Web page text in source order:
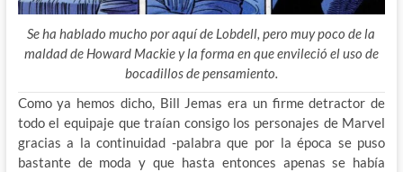
Se ha hablado mucho por aquí de Lobdell, pero muy poco de la
maldad de Howard Mackie y la forma en que envileció el uso de
bocadillos de pensamiento.
Como ya hemos dicho, Bill Jemas era un firme detractor de
todo el equipaje que traían consigo los personajes de Marvel
gracias a la continuidad -palabra que por la época se puso
bastante de moda y que hasta entonces apenas se había